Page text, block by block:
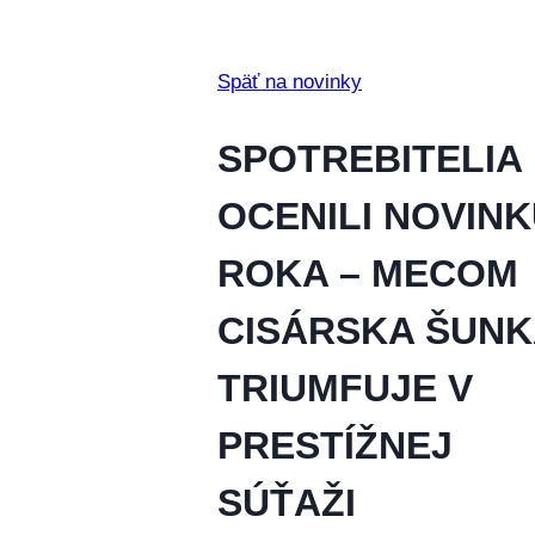
Späť na novinky
SPOTREBITELIA
OCENILI
ROKA – MECOM
CISÁRSKA
TRIUMFUJE V
PRESTÍŽNEJ
SÚŤAŽI